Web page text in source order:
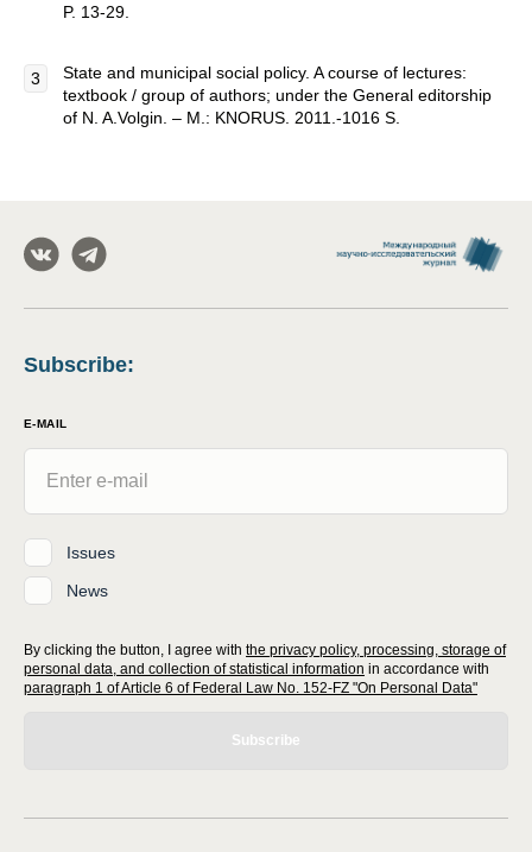
P. 13-29.
State and municipal social policy. A course of lectures:
textbook / group of authors; under the General editorship
of N. A.Volgin. – M.: KNORUS. 2011.-1016 S.
Subscribe:
E-MAIL
Issues
News
By clicking the button, I agree with the privacy policy, processing, storage of
personal data, and collection of statistical information in accordance with
paragraph 1 of Article 6 of Federal Law No. 152-FZ "On Personal Data"
Subscribe